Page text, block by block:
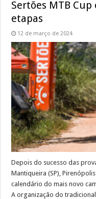
Sertões MTB
etapas
12 de março de 2024
Depois do sucesso das
Mantiqueira (SP),
calendário do mais novo
A organização do